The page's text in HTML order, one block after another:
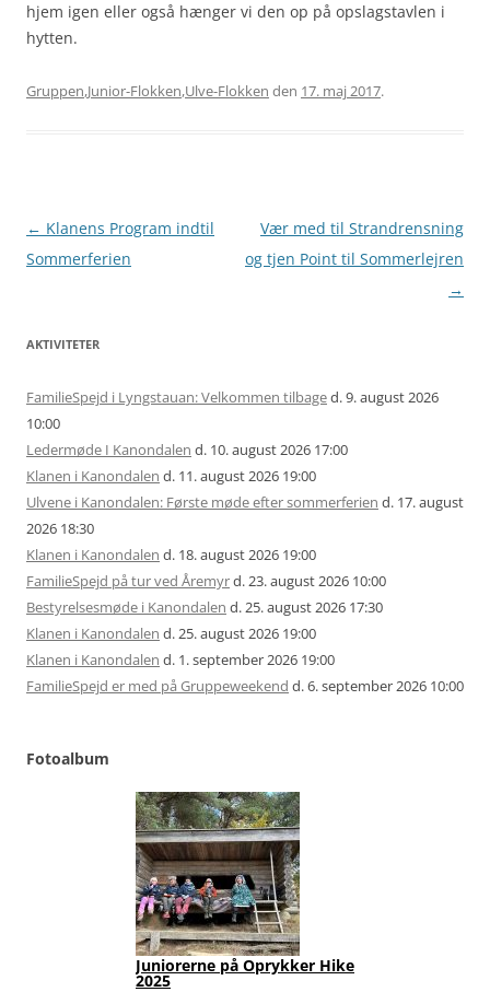
hjem igen eller også hænger vi den op på opslagstavlen i
hytten.
Gruppen,Junior-Flokken,Ulve-Flokken den 17. maj 2017.
Artikel
navigation
← Klanens Program indtil
Sommerferien
Vær med til Strandrensning
og tjen Point til Sommerlejren
→
AKTIVITETER
FamilieSpejd i Lyngstauan: Velkommen tilbaged. 9. august 2026
10:00
Ledermøde I Kanondalen d. 10. august 2026 17:00
Klanen i Kanondalen d. 11. august 2026 19:00
Ulvene i Kanondalen: Første møde efter sommerferien d. 17. august
2026 18:30
Klanen i Kanondalen d. 18. august 2026 19:00
FamilieSpejd på tur ved Åremyrd. 23. august 2026 10:00
Bestyrelsesmøde i Kanondalen d. 25. august 2026 17:30
Klanen i Kanondalen d. 25. august 2026 19:00
Klanen i Kanondalen d. 1. september 2026 19:00
FamilieSpejd er med på Gruppeweekend d. 6. september 2026 10:00
Fotoalbum
Juniorerne på Oprykker Hike
2025